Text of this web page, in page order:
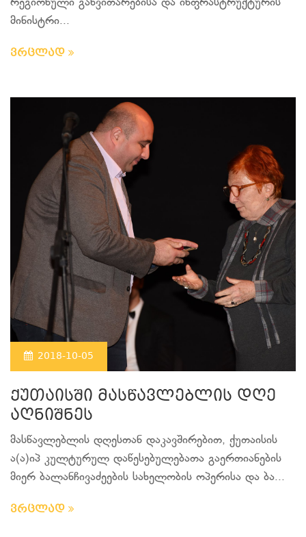
რეგიონული განვითარებისა და ინფრასტრუქტურის
მინისტრი...
ვრცლად
2018-10-05
ქუთაისში მასწავლებლის დღე
აღნიშნეს
მასწავლებლის დღესთან დაკავშირებით, ქუთაისის
ა(ა)იპ კულტურულ დაწესებულებათა გაერთიანების
მიერ ბალანჩივაძეების სახელობის ოპერისა და ბა...
ვრცლად